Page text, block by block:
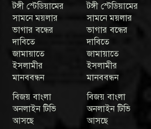
টঙ্গী স্টেডিয়ামের
সামনে ময়লার
ভাগার বন্ধের
দাবিতে
জামায়াতে
ইসলামীর
মানববন্ধন
বিজয় বাংলা
অনলাইন টিভি
আসছে
টঙ্গী স্টেডিয়ামের
সামনে ময়লার
ভাগার বন্ধের
দাবিতে
জামায়াতে
ইসলামীর
মানববন্ধন
বিজয় বাংলা
অনলাইন টিভি
আসছে